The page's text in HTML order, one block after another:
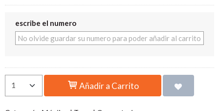
escribe el numero
Añadir a Carrito